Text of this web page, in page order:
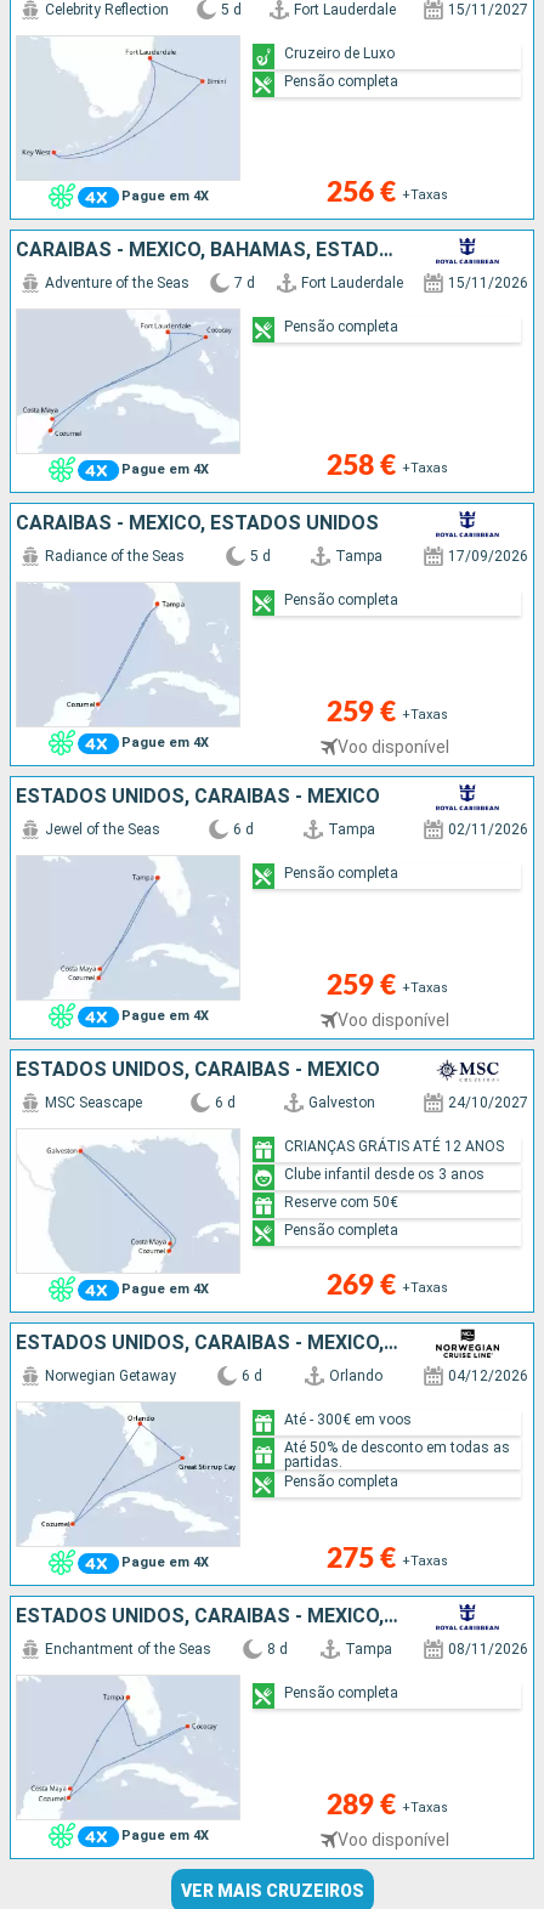
Pague em 4X
Celebrity Reflection 5 d Fort Lauderdale 15/11/2027
256 € +Taxas
Cruzeiro de Luxo
Pensão completa
CARAIBAS - MEXICO, BAHAMAS, ESTADOS UNIDOS
Pague em 4X
Adventure of the Seas 7 d Fort Lauderdale 15/11/2026
258 € +Taxas
Pensão completa
CARAIBAS - MEXICO, ESTADOS UNIDOS
Pague em 4X
Radiance of the Seas 5 d Tampa 17/09/2026
259 € +Taxas
Voo disponível
Pensão completa
ESTADOS UNIDOS, CARAIBAS - MEXICO
Pague em 4X
Jewel of the Seas 6 d Tampa 02/11/2026
259 € +Taxas
Voo disponível
Pensão completa
ESTADOS UNIDOS, CARAIBAS - MEXICO
Pague em 4X
MSC Seascape 6 d Galveston 24/10/2027
269 € +Taxas
CRIANÇAS GRÁTIS ATÉ 12 ANOS
Clube infantil desde os 3 anos
Reserve com 50€
Pensão completa
ESTADOS UNIDOS, CARAIBAS - MEXICO, BAHAMAS
Pague em 4X
Norwegian Getaway 6 d Orlando 04/12/2026
275 € +Taxas
Até - 300€ em voos
Até 50% de desconto em todas as
partidas.
Pensão completa
ESTADOS UNIDOS, CARAIBAS - MEXICO, BAHAMAS
Pague em 4X
Enchantment of the Seas 8 d Tampa 08/11/2026
289 € +Taxas
Voo disponível
Pensão completa
VER MAIS CRUZEIROS